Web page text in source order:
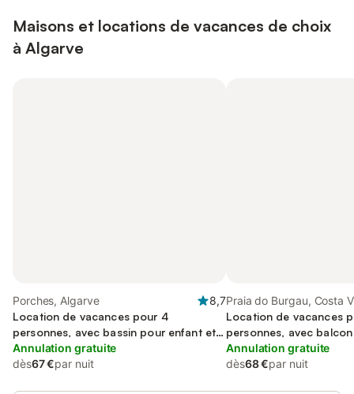
Maisons et locations de vacances de choix
à Algarve
Porches, Algarve
8,7
Location de vacances pour 4
personnes, avec bassin pour enfant et
jardin, animaux acceptés
Annulation gratuite
dès67 €par nuit
Praia do Burgau, Costa
Location de vacances
personnes, avec balcon
Annulation gratuite
dès68 €par nuit